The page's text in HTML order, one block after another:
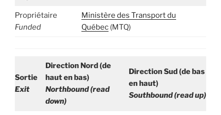
Propriétaire
Funded
Ministère des Transport du
Québec(MTQ)
Sortie
Exit
Direction Nord (de
haut en bas)
Northbound (read
down)
Direction Sud (de bas
en haut)
Southbound (read up)